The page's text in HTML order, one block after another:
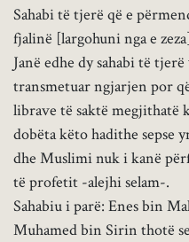
Sahabi të tjerë që e
fjalinë [largohuni nga e
Janë edhe dy sahabi të
transmetuar ngjarjen por
librave të saktë megjithatë
dobëta këto hadithe sepse
dhe Muslimi nuk i kanë
të profetit -alejhi selam-.
Sahabiu i parë: Enes bin
Muhamed bin Sirin thotë